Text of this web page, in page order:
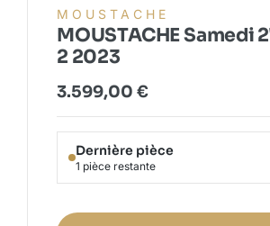
MOUSTACHE
MOUSTACHE Samedi
2 2023
3.599,00 €
Dernière pièce
1 pièce restante